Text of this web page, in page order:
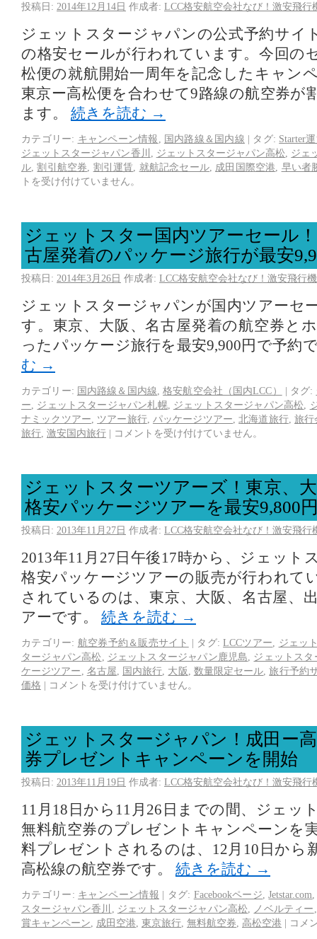
投稿日: 2014年12月14日 作成者: LCC格安航空会社なび！激安飛行
ジェットスタージャパンの公式予約サイ
の格安セールが行われています。今回の
松便の就航開始一周年を記念したキャン
東京ー高松便を合わせて9路線の航空券が
ます。 続きを読む →
カテゴリー: キャンペーン情報 国内路線＆国内線 | タグ: Starter
ジェットスタージャパン香川
ジェットスタージャパン高松
ジェ
ル ,割引航空券 割引運賃 就航記念セール, 成田国際空港
早い者
トを受け付けていません。
ジェットスター国内ツアーセール
古屋発着のパッケージ旅行が最安
投稿日: 2014年3月26日 作成者: LCC格安航空会社なび！激安飛行
ジェットスタージャパンが国内ツアーセ
す。東京、大阪、名古屋発着の航空券と
ったパッケージ旅行を最安9,900円で予約
む →
カテゴリー: 国内路線＆国内線 ,格安航空会社（国内LCC） | タグ:
ー
ジェットスタージャパン札幌, ジェットスタージャパン高松
ナミックツアー
ツアー旅行, パッケージツアー ,北海道旅行, 旅行
旅行 激安国内旅行 | コメントを受け付けていません。
ジェットスターツアーズ！東京、
格安パッケージツアーを最安9,800
投稿日: 2013年11月27日 作成者: LCC格安航空会社なび！激安飛行
2013年11月27日午後17時から、ジェット
格安パッケージツアーの販売が行われて
されているのは、東京、大阪、名古屋、
アーです。 続きを読む →
カテゴリー: 航空券予約＆販売サイト | タグ: LCCツアー
ジェッ
タージャパン高松
ジェットスタージャパン鹿児島
ジェットス
ケージツアー
名古屋 国内旅行 大阪 数量限定セール ,旅行予約
価格 | コメントを受け付けていません。
ジェットスタージャパン！成田ー
券プレゼントキャンペーンを開始
投稿日: 2013年11月19日 作成者: LCC格安航空会社なび！激安飛行
11月18日から11月26日までの間、ジェッ
無料航空券のプレゼントキャンペーンを
料プレゼントされるのは、12月10日から
高松線の航空券です。 続きを読む →
カテゴリー: キャンペーン情報 | タグ: Facebookページ ,Jetstar.com
スタージャパン香川
ジェットスタージャパン高松 ノベルティー
賞キャンペーン
成田空港 東京旅行 無料航空券 高松空港 | コメ